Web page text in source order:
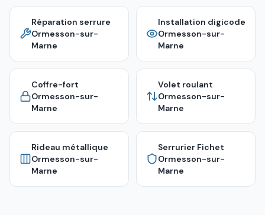
Réparation serrure
Ormesson-sur-
Marne
Installation digicode
Ormesson-sur-
Marne
Coffre-fort
Ormesson-sur-
Marne
Volet roulant
Ormesson-sur-
Marne
Rideau métallique
Ormesson-sur-
Marne
Serrurier Fichet
Ormesson-sur-
Marne